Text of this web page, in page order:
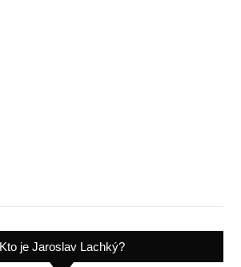
Kto je Jaroslav Lachký?